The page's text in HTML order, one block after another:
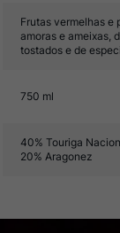
Frutas vermelhas e
amoras e ameixas,
tostados e de
750 ml
40% Touriga
20% Aragonez